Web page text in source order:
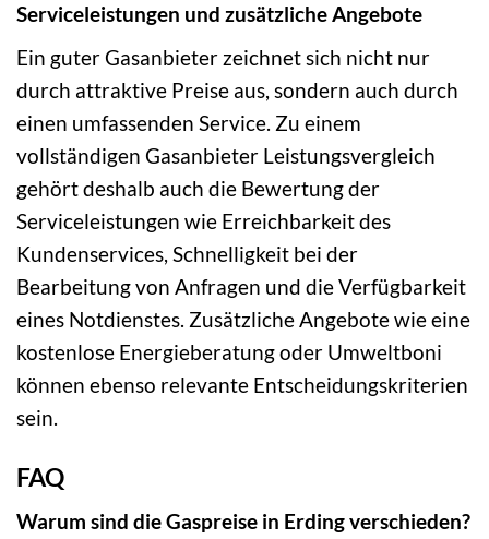
Serviceleistungen und zusätzliche Angebote
Ein guter Gasanbieter zeichnet sich nicht nur
durch attraktive Preise aus, sondern auch durch
einen umfassenden Service. Zu einem
vollständigen Gasanbieter Leistungsvergleich
gehört deshalb auch die Bewertung der
Serviceleistungen wie Erreichbarkeit des
Kundenservices, Schnelligkeit bei der
Bearbeitung von Anfragen und die Verfügbarkeit
eines Notdienstes. Zusätzliche Angebote wie eine
kostenlose Energieberatung oder Umweltboni
können ebenso relevante Entscheidungskriterien
sein.
FAQ
Warum sind die Gaspreise in Erding verschieden?